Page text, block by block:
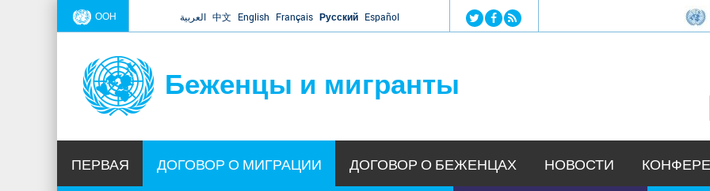
Jump to navigation
ООН العربية 中文 English Français Русский Español
Беженцы и мигранты
ПЕРВАЯ ДОГОВОР О МИГРАЦИИ ДОГОВОР О БЕЖЕНЦАХ НОВОСТИ